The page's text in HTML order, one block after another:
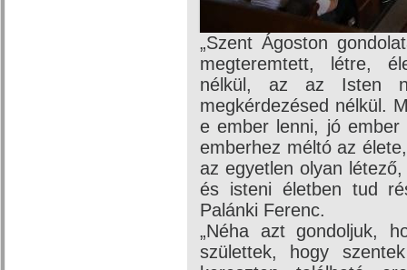
„Szent Ágoston
megteremtett, létre,
nélkül, az az Isten
megkérdezésed nélkül.
e ember lenni, jó
emberhez méltó az
az egyetlen olyan
és isteni életben tud
Palánki Ferenc.
„Néha azt gondoljuk,
születtek, hogy